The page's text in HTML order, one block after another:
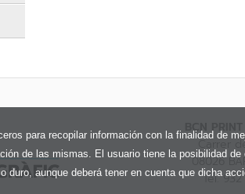
para recopilar información con la finalidad de
de las mismas. El usuario tiene la posibilidad
duro, aunque deberá tener en cuenta que dicha
BCN
Carrer
08026
Tel. 932